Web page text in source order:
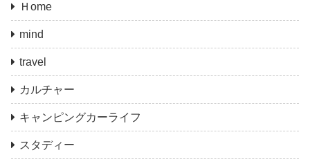
Ｈome
mind
travel
カルチャー
キャンピングカーライフ
スタディー